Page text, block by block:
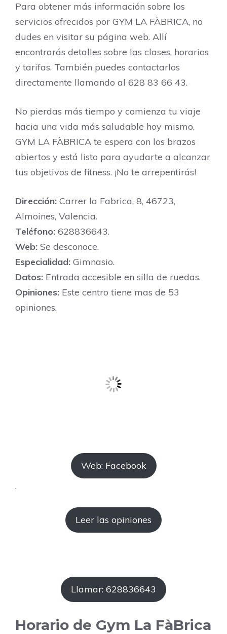
Para obtener más información sobre los
servicios ofrecidos por GYM LA FÀBRICA, no
dudes en visitar su página web. Allí
encontrarás detalles sobre las clases, horarios
y tarifas. También puedes contactarlos
directamente llamando al 628 83 66 43.
No pierdas más tiempo y comienza tu viaje
hacia una vida más saludable hoy mismo.
GYM LA FÀBRICA te espera con los brazos
abiertos y está listo para ayudarte a alcanzar
tus objetivos de fitness. ¡No te arrepentirás!
Dirección: Carrer la Fabrica, 8, 46723,
Almoines, Valencia.
Teléfono: 628836643.
Web: Se desconoce.
Especialidad: Gimnasio.
Datos: Entrada accesible en silla de ruedas.
Opiniones: Este centro tiene mas de 53
opiniones.
Web: Facebook
.
Leer las opiniones
Llamar: 628836643
Horario de Gym La FàBrica